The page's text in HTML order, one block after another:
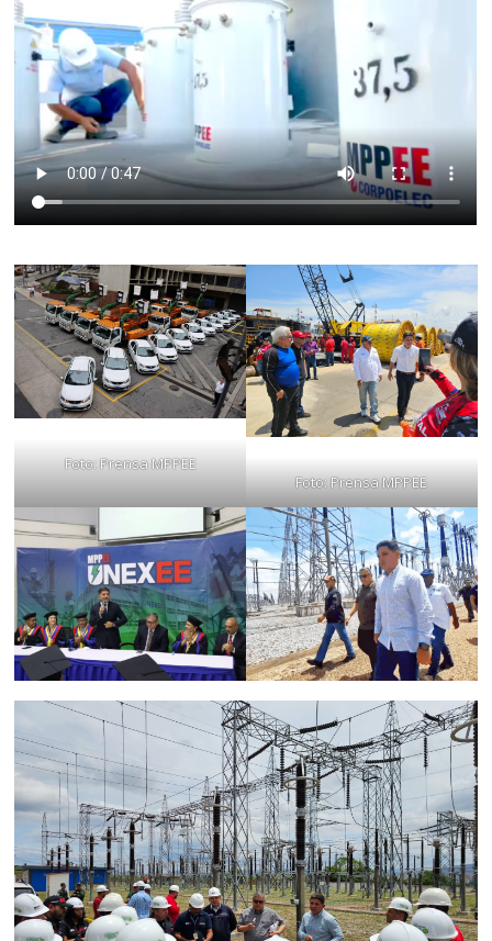
Foto: Prensa MPPEE
Foto: Prensa MPPEE